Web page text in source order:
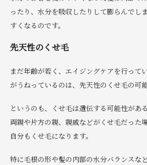
ったり、水分を吸収したりして膨らんでし
すくなるのです。
先天性のくせ毛
まだ年齢が若く、エイジングケアを行って
がうねっているのは、先天性のくせ毛の可
というのも、くせ毛は遺伝する可能性があ
両親や片方の親、親戚などがくせ毛だった
自分もくせ毛になります。
特に毛根の形や髪の内部の水分バランスな